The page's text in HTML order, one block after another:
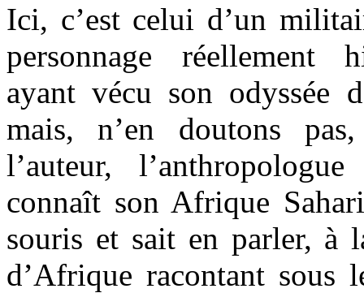
Ici, c’est celui d’un
personnage réellement
ayant vécu son odyssée
mais, n’en doutons
l’auteur,
connaît son Afrique
souris et sait en parler, à
d’Afrique racontant sous